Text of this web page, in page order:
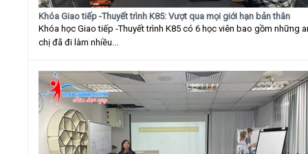
Khóa Giao tiếp -Thuyết trình K85: Vượt qua mọi giới hạn bản thân
Khóa học Giao tiếp -Thuyết trình K85 có 6 học viên bao gồm những
chị đã đi làm nhiều...